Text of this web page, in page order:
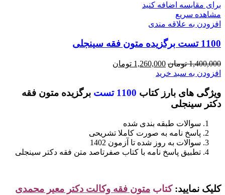
برای مقایسه اضافه کنید
مشاهده سریع
افزودن به علاقه مندی
1100 تست برگزیده متون فقه سینجلی
1,400,000 تومان قیمت
اصلی
بود.
1,260,000 تومان
است.
افزودن به سبد خرید
ویژگی های بارز کتاب 1100 تست
برگزیده متون فقه
دکتر سینجلی
سوالات طبقه بندی شده
پاسخ نامه به صورت کاملا تشریحی
سوالات به روز شده تا آزمون 1402
تطبیق پاسخ نامه با کتاب صفرتاصد متن فقه دکتر سینجلی
کلیک نمایید: کتاب متون فقه وکالت دکتر معیر محمدی